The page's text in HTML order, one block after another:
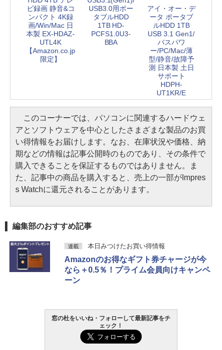
ビ録画 静音&コ
ンパクト 4K録
画/Win/Mac 日
本製 EX-HDAZ-
UTL4K
【Amazon.co.jp
限定】
USB3.0用ポー
タブルHDD
1TB HD-
PCFS1.0U3-
BBA
アイ・オー・デ
ータ ポータブ
ルHDD 1TB
USB 3.1 Gen1/
バスパワ
ー/PC/Mac/薄
型/静音/故障予
測 日本製 土日
サポート
HDPH-
UT1KR/E
このコーナーでは、パソコンに関連するハードウェ
アとソフトウェアを中心としたさまざまな製品のお買
い得情報をお届けします。なお、在庫状況や価格、納
期などの情報は記事公開時のものであり、その条件で
購入できることを保証するものではありません。ま
た、記事中の商品を購入すると、売上の一部がImpres
s Watchに還元されることがあります。
編集部のおすすめ記事
連載 本日みつけたお買い得情報
Amazonのお得なギフト券チャージが今
なら＋0.5％！プライム会員向けキャンペ
ーン
窓の杜をいいね・フォローして最新記事をチ
ェック！